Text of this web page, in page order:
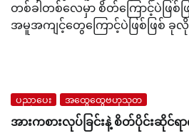
တစ်ခါတစ်လေမှာ စိတ်ကြောင့်ပဲဖြစ်ဖ
အမူအကျင့်တွေကြောင့်ပဲဖြစ်ဖြစ် ခု
ပညာပေး အထွေထွေဗဟုသုတ
အားကစားလုပ်ခြင်းနဲ့ စိတ်ပိုင်းဆိုင်ရာ